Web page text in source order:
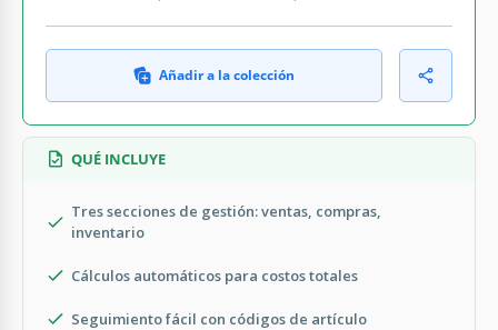
Añadir a la colección
QUÉ INCLUYE
Tres secciones de gestión: ventas, compras,
inventario
Cálculos automáticos para costos totales
Seguimiento fácil con códigos de artículo